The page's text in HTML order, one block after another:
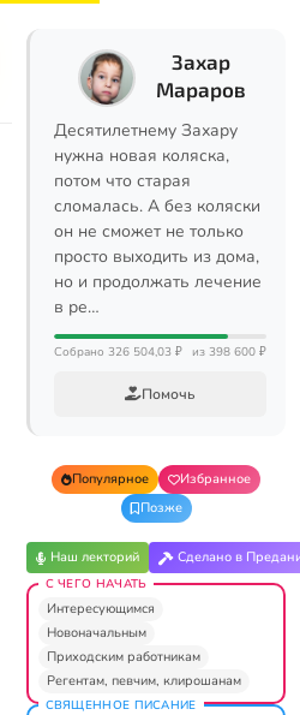
Захар
Мараров
Десятилетнему Захару
нужна новая коляска,
потом что старая
сломалась. А без коляски
он не сможет не только
просто выходить из дома,
но и продолжать лечение
в ре…
Собрано 326 504,03 ₽ из 398 600 ₽
Помочь
Популярное
Избранное
Позже
Наш лекторий Сделано в
С ЧЕГО НАЧАТЬ
Интересующимся
Новоначальным
Приходским работникам
Регентам, певчим, клирошанам
СВЯЩЕННОЕ ПИСАНИЕ